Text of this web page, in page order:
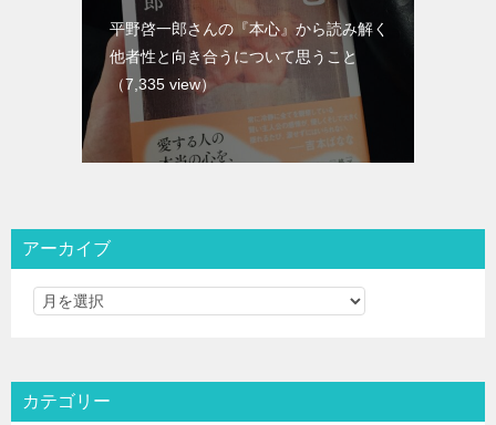
平野啓一郎さんの『本心』から読み解く
他者性と向き合うについて思うこと
（7,335 view）
アーカイブ
カテゴリー